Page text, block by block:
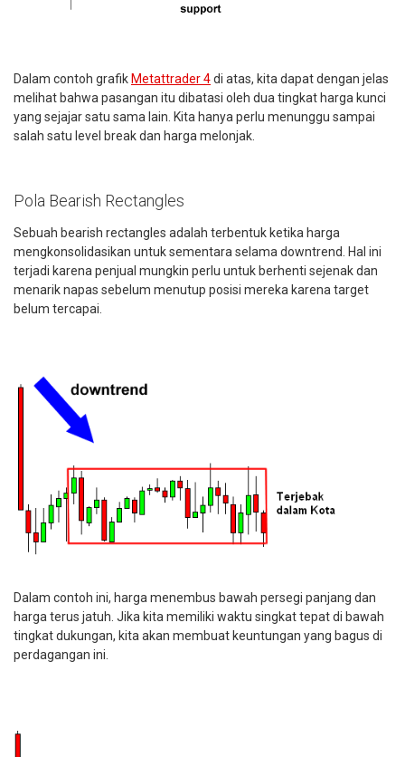
Dalam contoh grafik Metattrader 4di atas, kita dapat dengan jelas
melihat bahwa pasangan itu dibatasi oleh dua tingkat harga kunci
yang sejajar satu sama lain. Kita hanya perlu menunggu sampai
salah satu level break dan harga melonjak.
Pola Bearish Rectangles
Sebuah bearish rectangles adalah terbentuk ketika harga
mengkonsolidasikan untuk sementara selama downtrend. Hal ini
terjadi karena penjual mungkin perlu untuk berhenti sejenak dan
menarik napas sebelum menutup posisi mereka karena target
belum tercapai.
Dalam contoh ini, harga menembus bawah persegi panjang dan
harga terus jatuh. Jika kita memiliki waktu singkat tepat di bawah
tingkat dukungan, kita akan membuat keuntungan yang bagus di
perdagangan ini.